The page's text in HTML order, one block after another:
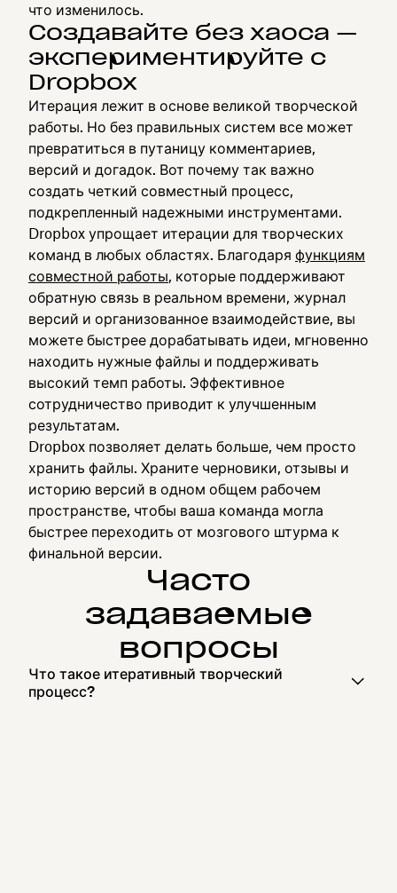
что изменилось.
Создавайте без хаоса —
экспериментируйте с
Dropbox
Итерация лежит в основе великой творческой
работы. Но без правильных систем все может
превратиться в путаницу комментариев,
версий и догадок. Вот почему так важно
создать четкий совместный процесс,
подкрепленный надежными инструментами.
Dropbox упрощает итерации для творческих
команд в любых областях. Благодаря функциям
совместной работы, которые поддерживают
обратную связь в реальном времени, журнал
версий и организованное взаимодействие, вы
можете быстрее дорабатывать идеи, мгновенно
находить нужные файлы и поддерживать
высокий темп работы. Эффективное
сотрудничество приводит к улучшенным
результатам.
Dropbox позволяет делать больше, чем просто
хранить файлы. Храните черновики, отзывы и
историю версий в одном общем рабочем
пространстве, чтобы ваша команда могла
быстрее переходить от мозгового штурма к
финальной версии.
Часто
задаваемые
вопросы
Что такое итеративный творческий
процесс?